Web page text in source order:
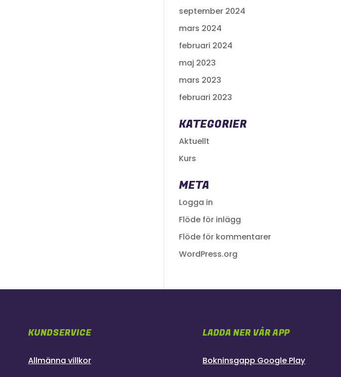
september 2024
mars 2024
februari 2024
maj 2023
mars 2023
februari 2023
KATEGORIER
Aktuellt
Kurs
META
Logga in
Flöde för inlägg
Flöde för kommentarer
WordPress.org
KUNDSERVICE
Allmänna villkor
LADDA NER VÅR APP
Bokninsgapp Google Play